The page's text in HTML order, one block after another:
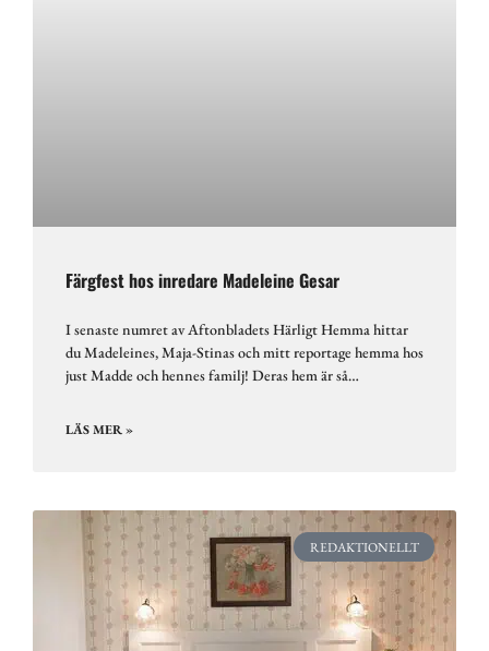
Färgfest hos inredare Madeleine Gesar
I senaste numret av Aftonbladets Härligt Hemma hittar
du Madeleines, Maja-Stinas och mitt reportage hemma hos
just Madde och hennes familj! Deras hem är så…
LÄS MER »
REDAKTIONELLT